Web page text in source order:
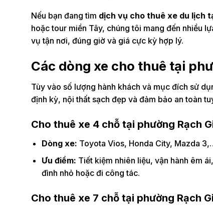
Nếu bạn đang tìm dịch vụ cho thuê xe du lịch
hoặc tour miền Tây, chúng tôi mang đến nhiều
vụ tận nơi, đúng giờ và giá cực kỳ hợp lý.
Các dòng xe cho thuê tại
Tùy vào số lượng hành khách và mục đích sử
định kỳ, nội thất sạch đẹp và đảm bảo an toàn
Cho thuê xe 4 chỗ tại phường Rạch
Dòng xe: Toyota Vios, Honda City, Mazda
Ưu điểm: Tiết kiệm nhiên liệu, vận hành êm
đình nhỏ hoặc đi công tác.
Cho thuê xe 7 chỗ tại phường Rạch